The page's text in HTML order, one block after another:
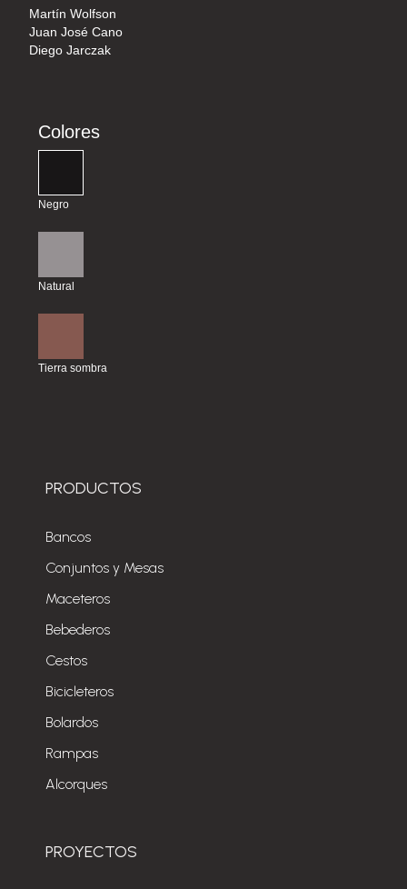
Martín Wolfson
Juan José Cano
Diego Jarczak
Colores
Negro
Natural
Tierra sombra
PRODUCTOS
Bancos
Conjuntos y Mesas
Maceteros
Bebederos
Cestos
Bicicleteros
Bolardos
Rampas
Alcorques
PROYECTOS